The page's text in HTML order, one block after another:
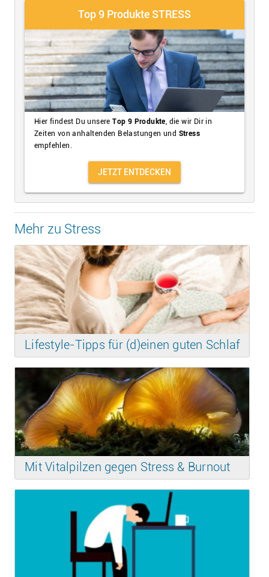
Top 9 Produkte STRESS
Hier findest Du unsereTop 9 Produkte , die wir Dir in
Zeiten von anhaltenden Belastungen und Stress
empfehlen.
JETZT ENTDECKEN
Mehr zu Stress
Lifestyle-Tipps für (d)einen guten Schlaf
Mit Vitalpilzen gegen Stress & Burnout